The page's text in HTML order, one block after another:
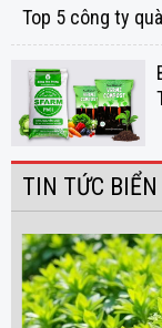
Top 5 công ty
TIN TỨC